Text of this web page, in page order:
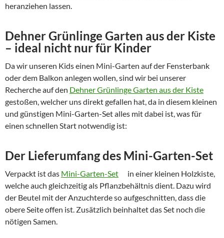
heranziehen lassen.
Dehner Grünlinge Garten aus der Kiste
– ideal nicht nur für Kinder
Da wir unseren Kids einen Mini-Garten auf der Fensterbank
oder dem Balkon anlegen wollen, sind wir bei unserer
Recherche auf den Dehner Grünlinge Garten aus der Kiste
gestoßen, welcher uns direkt gefallen hat, da in diesem kleinen
und günstigen Mini-Garten-Set alles mit dabei ist, was für
einen schnellen Start notwendig ist:
Der Lieferumfang des Mini-Garten-Set
Verpackt ist das Mini-Garten-Set
in einer kleinen Holzkiste,
welche auch gleichzeitig als Pflanzbehältnis dient. Dazu wird
der Beutel mit der Anzuchterde so aufgeschnitten, dass die
obere Seite offen ist. Zusätzlich beinhaltet das Set noch die
nötigen Samen.